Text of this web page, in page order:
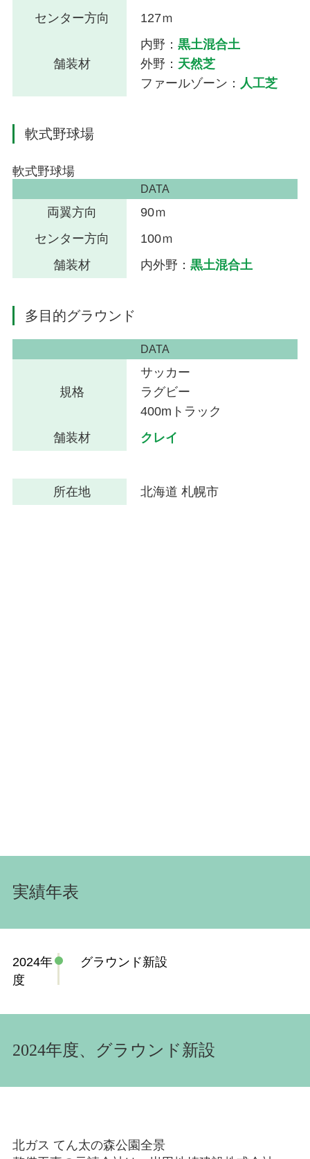
センター方向
127ｍ
舗装材
内野： 黒土混合土
外野： 天然芝
ファールゾーン： 人工芝
軟式野球場
軟式野球場
DATA
両翼方向
90ｍ
センター方向
100ｍ
舗装材
内外野： 黒土混合土
多目的グラウンド
DATA
規格
サッカー
ラグビー
400mトラック
舗装材
クレイ
所在地 北海道 札幌市
実績年表
2024年
度
グラウンド新設
2024年度、グラウンド新設
北ガス てん太の森公園全景